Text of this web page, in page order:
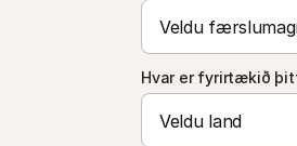
Hvar er fyrirtækið